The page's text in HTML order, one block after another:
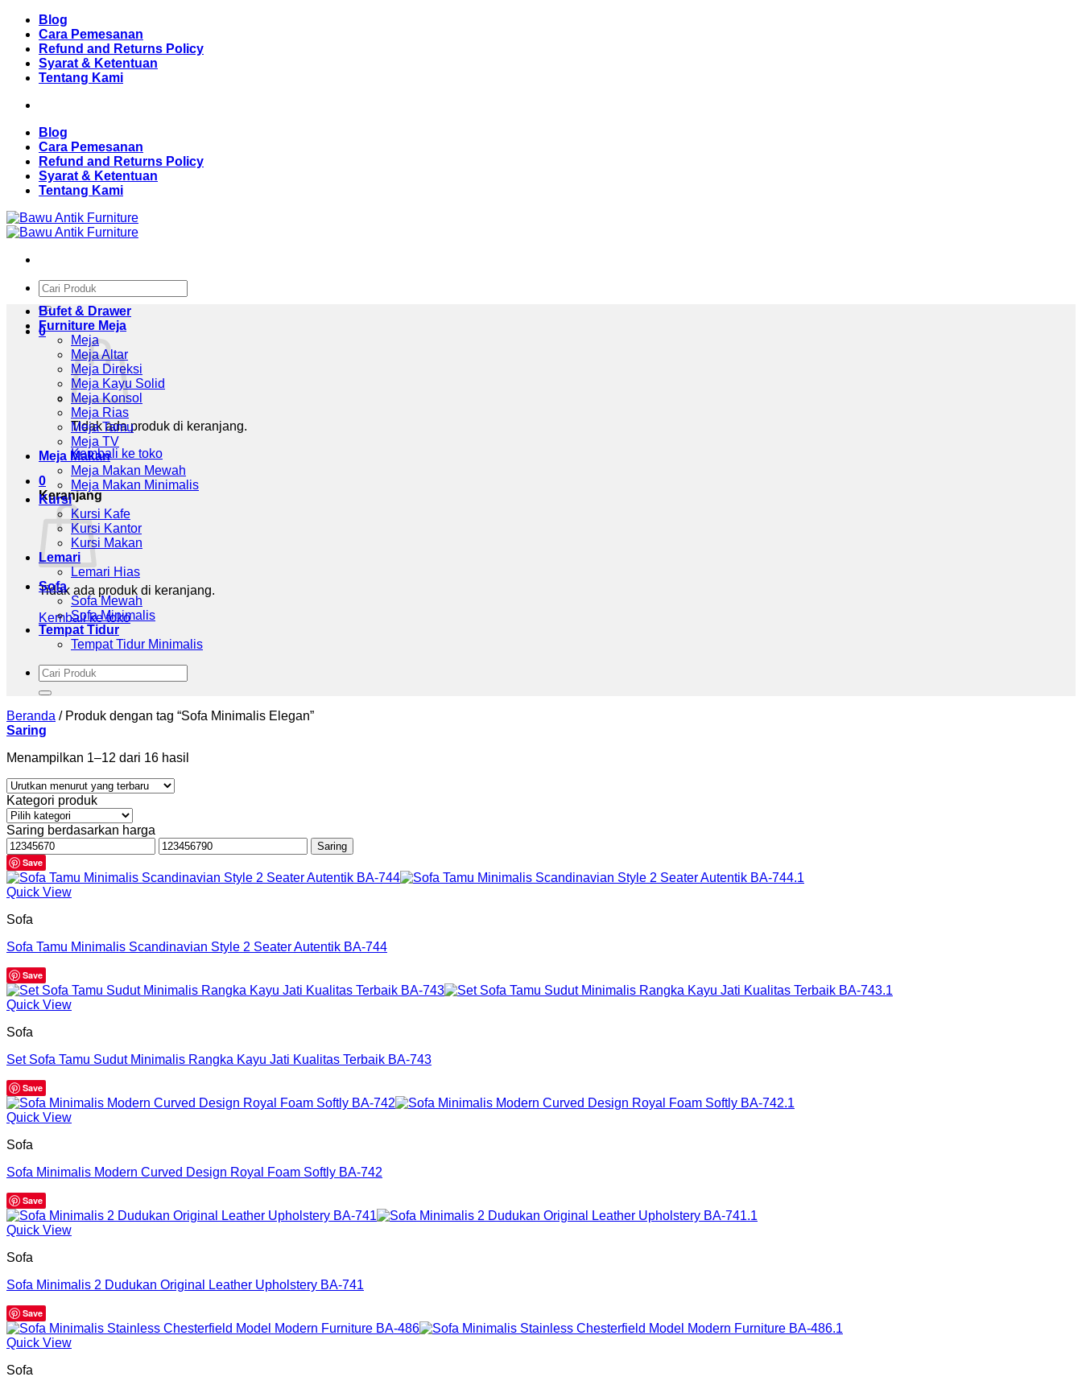
Skip
content
Blog
Cara Pemesanan
Refund and Returns Policy
Syarat & Ketentuan
Tentang Kami
Blog
Cara Pemesanan
Refund and Returns Policy
Syarat & Ketentuan
Tentang Kami
Pencarian
untuk:
0
Tidak ada produk di keranjang.
Kembali ke toko
0
Keranjang
Tidak ada produk di keranjang.
Kembali ke toko
Bufet & Drawer
Furniture Meja
Meja
Meja Altar
Meja Direksi
Meja Kayu Solid
Meja Konsol
Meja Rias
Meja Tamu
Meja TV
Meja Makan
Meja Makan Mewah
Meja Makan Minimalis
Kursi
Kursi Kafe
Kursi Kantor
Kursi Makan
Lemari
Lemari Hias
Sofa
Sofa Mewah
Sofa Minimalis
Tempat Tidur
Tempat Tidur Minimalis
Pencarian
untuk:
Beranda /Produk dengan tag “Sofa Minimalis Elegan”
Saring
Menampilkan 1–12 dari 16 hasil
Kategori produk
Saring berdasarkan harga
Harga
terendah
Harga
tertinggi
Saring
Save
Quick View
Sofa
Sofa Tamu Minimalis Scandinavian Style 2 Seater Autentik BA-744
Save
Quick View
Sofa
Set Sofa Tamu Sudut Minimalis Rangka Kayu Jati Kualitas Terbaik BA-743
Save
Quick View
Sofa
Sofa Minimalis Modern Curved Design Royal Foam Softly BA-742
Save
Quick View
Sofa
Sofa Minimalis 2 Dudukan Original Leather Upholstery BA-741
Save
Quick View
Sofa